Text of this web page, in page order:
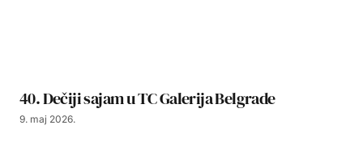
40. Dečiji sajam u TC Galerija Belgrade
9. maj 2026.